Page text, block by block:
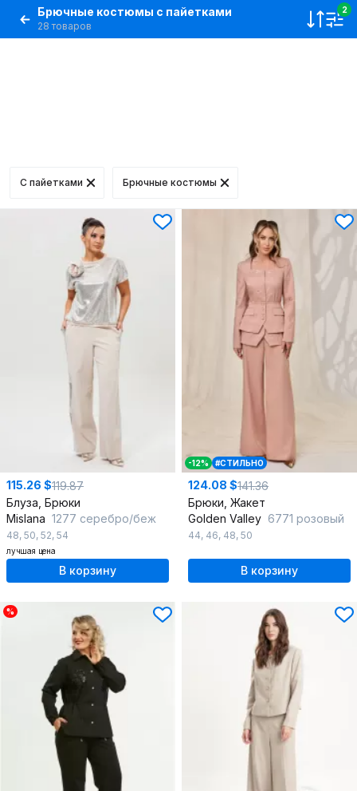
Брючные костюмы с пайетками
28 товаров
2
C пайетками Брючные костюмы
115.26 $119.87
Блуза, Брюки
Mislana 1277 серебро/беж
48, 50, 52, 54
лучшая цена
В корзину
-12% #СТИЛЬНО
124.08 $141.36
Брюки, Жакет
Golden Valley 6771 розовый
44, 46, 48, 50
В корзину
%